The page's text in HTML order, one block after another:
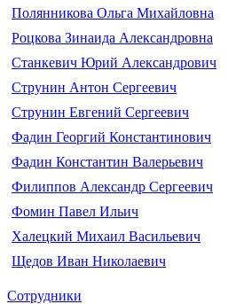
Полянникова Ольга Михайловна
Роцкова Зинаида Александровна
Станкевич Юрий Александрович
Струнин Антон Сергеевич
Струнин Евгений Сергеевич
Фадин Георгий Константинович
Фадин Константин Валерьевич
Филиппов Александр Сергеевич
Фомин Павел Ильич
Халецкий Михаил Васильевич
Щедов Иван Николаевич
Сотрудники